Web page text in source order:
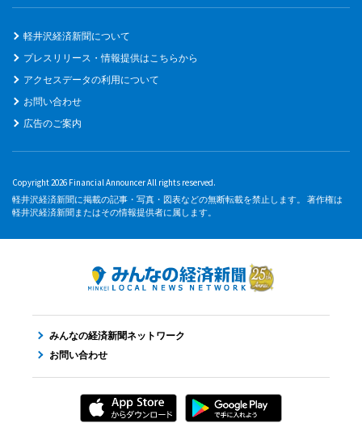
軽井沢経済新聞について
プレスリリース・情報提供はこちらから
アクセスデータの利用について
お問い合わせ
広告のご案内
Copyright 2026 Financial Announcer All rights reserved.
軽井沢経済新聞に掲載の記事・写真・図表などの無断転載を禁止します。 著作権は
軽井沢経済新聞またはその情報提供者に属します。
みんなの経済新聞ネットワーク
お問い合わせ